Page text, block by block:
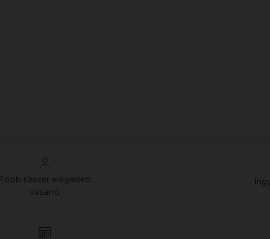
Több tízezer elégedett
vásárló